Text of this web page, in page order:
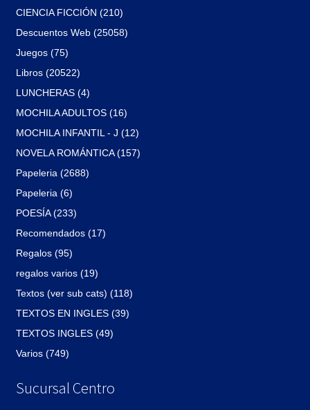
CIENCIA FICCIÓN (210)
Descuentos Web (25058)
Juegos (75)
Libros (20522)
LUNCHERAS (4)
MOCHILA ADULTOS (16)
MOCHILA INFANTIL - J (12)
NOVELA ROMÁNTICA (157)
Papeleria (2688)
Papeleria (6)
POESÍA (233)
Recomendados (17)
Regalos (95)
regalos varios (19)
Textos (ver sub cats) (118)
TEXTOS EN INGLES (39)
TEXTOS INGLES (49)
Varios (749)
Sucursal Centro